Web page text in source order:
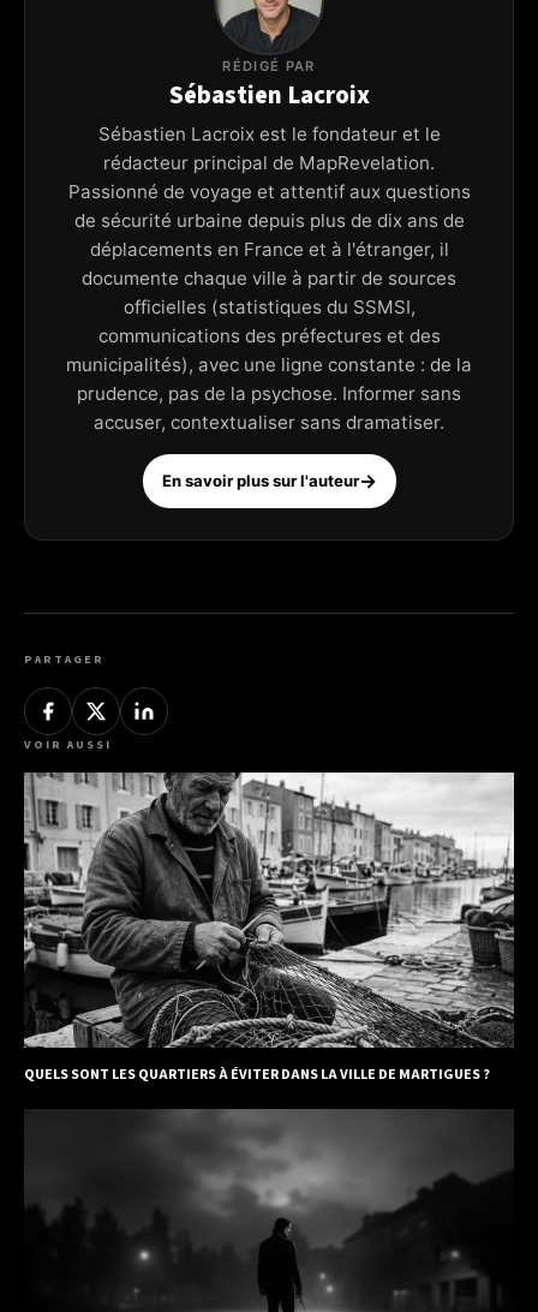
RÉDIGÉ PAR
Sébastien Lacroix
Sébastien Lacroix est le fondateur et le
rédacteur principal de MapRevelation.
Passionné de voyage et attentif aux questions
de sécurité urbaine depuis plus de dix ans de
déplacements en France et à l'étranger, il
documente chaque ville à partir de sources
officielles (statistiques du SSMSI,
communications des préfectures et des
municipalités), avec une ligne constante : de la
prudence, pas de la psychose. Informer sans
accuser, contextualiser sans dramatiser.
En savoir plus sur l'auteur
PARTAGER
VOIR AUSSI
QUELS SONT LES QUARTIERS À ÉVITER DANS LA VILLE DE MARTIGUES ?